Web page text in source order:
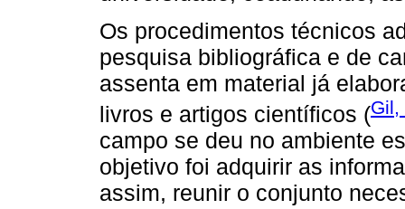
Os procedimentos técnicos
pesquisa bibliográfica e de
assenta em material já
livros e artigos científicos (Gil,
campo se deu no ambiente
objetivo foi adquirir as
assim, reunir o conjunto